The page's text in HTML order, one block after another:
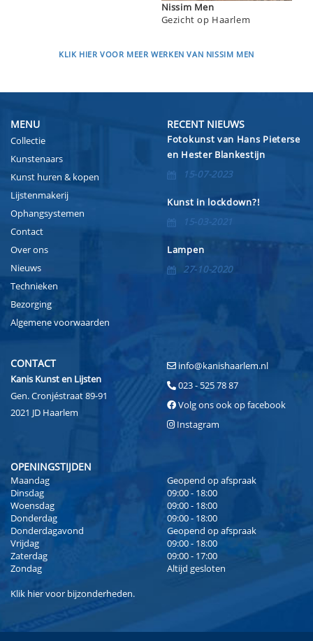
Nissim Men
Gezicht op Haarlem
KLIK HIER VOOR MEER WERKEN VAN NISSIM MEN
MENU
Collectie
Kunstenaars
Kunst huren & kopen
Lijstenmakerij
Ophangsystemen
Contact
Over ons
Nieuws
Technieken
Bezorging
Algemene voorwaarden
RECENT NIEUWS
Fotokunst van Hans Pieterse
en Hester Blankestijn
15-07-2023
Kunst in lockdown?!
15-03-2021
Lampen
27-10-2020
CONTACT
Kanis Kunst en Lijsten
Gen. Cronjéstraat 89-91
2021 JD Haarlem
info@kanishaarlem.nl
023 - 525 78 87
Volg ons ook op facebook
Instagram
OPENINGSTIJDEN
Maandag
Geopend op afspraak
Dinsdag
09:00 - 18:00
Woensdag
09:00 - 18:00
Donderdag
09:00 - 18:00
Donderdagavond
Geopend op afspraak
Vrijdag
09:00 - 18:00
Zaterdag
09:00 - 17:00
Zondag
Altijd gesloten
Klik hiervoor bijzonderheden.